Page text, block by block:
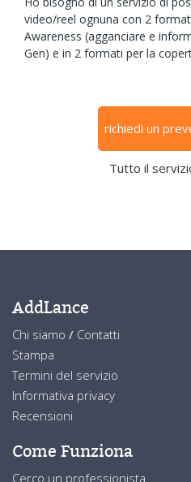
video/reel ognuna con 2
Awareness (agganciare e
Gen) e in 2 formati per la
richiedi un
Tutto il
AddLance
Chi siamo / Contatti
Stampa
Termini del servizio
Informativa privacy
Recensioni
Come Funziona
Cerco un professionista